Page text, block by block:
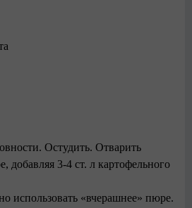
Остудить. Отварить
добавляя 3-4 ст. л картофельного
использовать «вчерашнее» пюре.